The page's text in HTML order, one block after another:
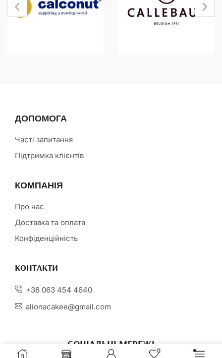
ДОПОМОГА
Часті запитання
Підтримка клієнтів
КОМПАНІЯ
Про нас
Доставка та оплата
Конфіденційність
КОНТАКТИ
+38 063 454 4640
alionacakee@gmail.com
СОЦІАЛЬНІ МЕРЕЖІ
0